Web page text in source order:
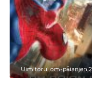
Uimitorul om-păianjen 2